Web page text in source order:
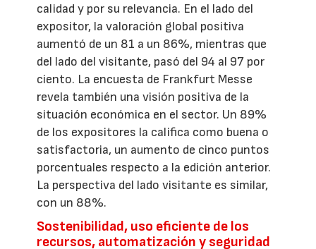
calidad y por su relevancia. En el lado del
expositor, la valoración global positiva
aumentó de un 81 a un 86%, mientras que
del lado del visitante, pasó del 94 al 97 por
ciento. La encuesta de Frankfurt Messe
revela también una visión positiva de la
situación económica en el sector. Un 89%
de los expositores la califica como buena o
satisfactoria, un aumento de cinco puntos
porcentuales respecto a la edición anterior.
La perspectiva del lado visitante es similar,
con un 88%.
Sostenibilidad, uso eficiente de los
recursos, automatización y seguridad